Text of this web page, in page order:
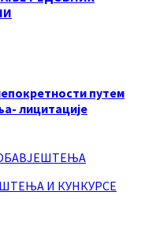
путем
лицитације
И КУНКУРСЕ